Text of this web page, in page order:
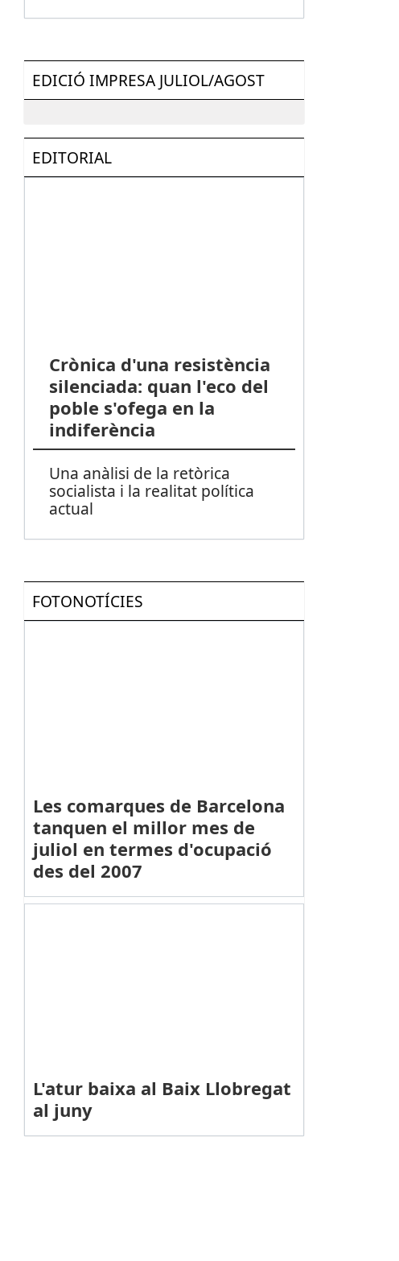
EDICIÓ IMPRESA JULIOL/AGOST
EDITORIAL
Crònica d'una resistència
silenciada: quan l'eco del
poble s'ofega en la
indiferència
Una anàlisi de la retòrica
socialista i la realitat política
actual
FOTONOTÍCIES
Les comarques de Barcelona
tanquen el millor mes de
juliol en termes d'ocupació
des del 2007
L'atur baixa al Baix Llobregat
al juny